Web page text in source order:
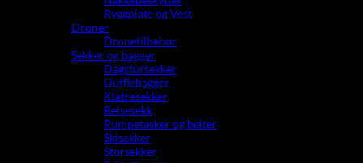
Ryggplate og Vest
Droner
Dronetilbehør
Sekker og bagger
Dagstursekker
Dufflebagger
Klatresekker
Reisesekk
Rumpetasker og belter
Skisekker
Storsekker